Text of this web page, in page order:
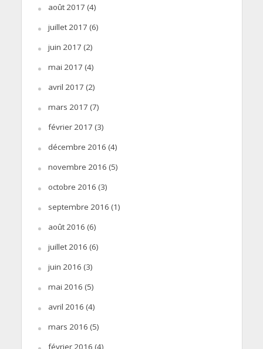
août 2017 (4)
juillet 2017 (6)
juin 2017 (2)
mai 2017 (4)
avril 2017 (2)
mars 2017 (7)
février 2017 (3)
décembre 2016 (4)
novembre 2016 (5)
octobre 2016 (3)
septembre 2016 (1)
août 2016 (6)
juillet 2016 (6)
juin 2016 (3)
mai 2016 (5)
avril 2016 (4)
mars 2016 (5)
février 2016 (4)